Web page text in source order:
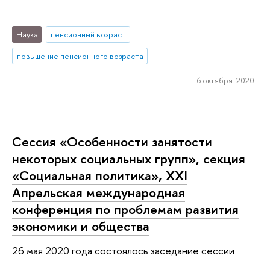
Наука
пенсионный возраст
повышение пенсионного возраста
6 октября 2020
Сессия «Особенности занятости
некоторых социальных групп», секция
«Социальная политика», XXI
Апрельская международная
конференция по проблемам развития
экономики и общества
26 мая 2020 года состоялось заседание сессии